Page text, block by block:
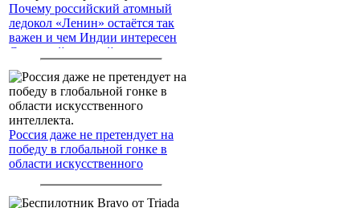
Почему российский атомный
ледокол «Ленин» остаётся так
важен и чем Индии интересен
Северный морской путь
Россия даже не претендует на
победу в глобальной гонке в
области искусственного